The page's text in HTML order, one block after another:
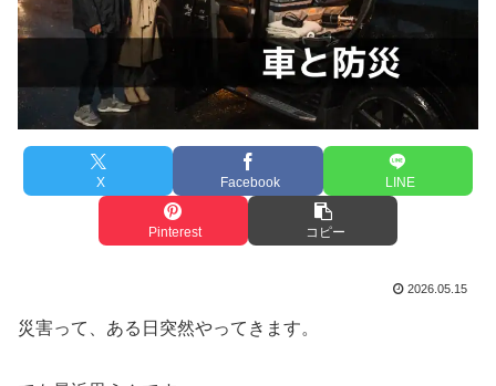
X Facebook LINE
Pinterest コピー
2026.05.15
災害って、ある日突然やってきます。